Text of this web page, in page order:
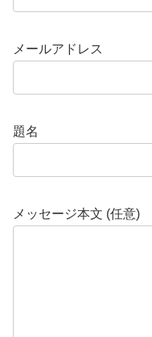
メールアドレス
題名
メッセージ本文 (任意)